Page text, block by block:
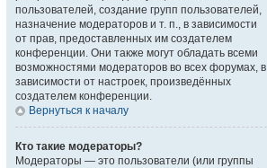
пользователей, создание групп пользователей,
назначение модераторов и т. п., в зависимости
от прав, предоставленных им создателем
конференции. Они также могут обладать всеми
возможностями модераторов во всех форумах, в
зависимости от настроек, произведённых
создателем конференции.
Вернуться к началу
Кто такие модераторы?
Модераторы — это пользователи (или группы